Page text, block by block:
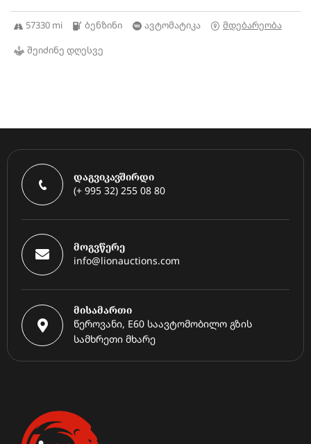
57330 mi ბენზინი ავტომატიკა
მდებარეობა
შეიძინე დღესვე
დაგვიკავშირდი
(+ 995 32) 255 08 80
მოგვწერე
info@lionauctions.com
მისამართი
წეროვანი, E60 საავტომობილო გზის
სამხრეთი მხარე